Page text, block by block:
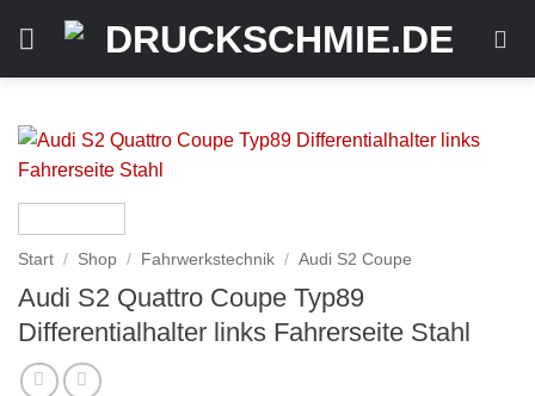
Inhalt
springen
Start / Shop / Fahrwerkstechnik / Audi S2 Coupe
Audi S2 Quattro Coupe Typ89
Differentialhalter links Fahrerseite Stahl